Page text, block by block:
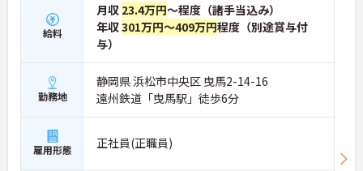
給料
月収 23.4万円～程度（諸手当込み）
年収301万円～409万円程度（別途賞与付
与）
勤務地
静岡県 浜松市中央区 曳馬2-14-16
遠州鉄道「曳馬駅」徒歩6分
雇用形態 正社員(正職員)